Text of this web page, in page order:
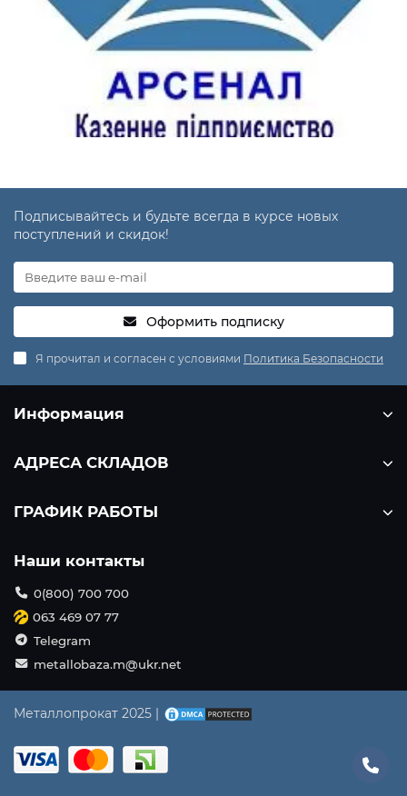
Подписывайтесь и будьте всегда в курсе новых
поступлений и скидок!
Оформить подписку
Я прочитал и согласен с условиями Политика Безопасности
Информация
АДРЕСА СКЛАДОВ
ГРАФИК РАБОТЫ
Наши контакты
0(800) 700 700
063 469 07 77
Telegram
metallobaza.m@ukr.net
Металлопрокат 2025 |